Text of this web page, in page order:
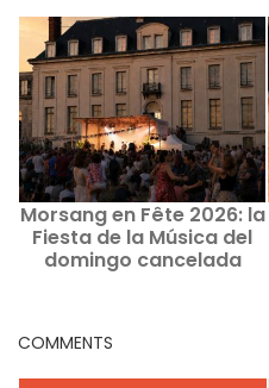
Morsang en Fête 2026: la
Fiesta de la Música del
domingo cancelada
COMMENTS